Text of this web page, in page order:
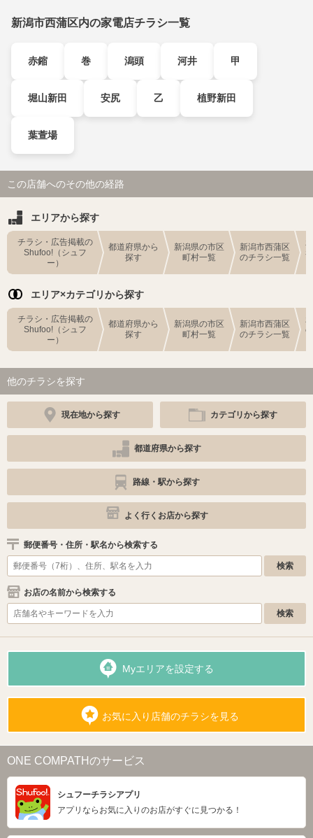
新潟市西蒲区内の家電店チラシ一覧
赤鏥 巻 潟頭 河井 甲
堀山新田 安尻 乙 植野新田
葉萱場
この店舗へのその他の経路
エリアから探す
チラシ・広告掲載の
Shufoo!（シュフ
ー）
都道府県から
探す
新潟県の市区
町村一覧
新潟市西蒲区
のチラシ一覧
エリア×カテゴリから探す
チラシ・広告掲載の
Shufoo!（シュフ
ー）
都道府県から
探す
新潟県の市区
町村一覧
新潟市西蒲区
のチラシ一覧
他のチラシを探す
現在地から探す カテゴリから探す
都道府県から探す
路線・駅から探す
よく行くお店から探す
郵便番号・住所・駅名から検索する
お店の名前から検索する
Myエリアを設定する
お気に入り店舗のチラシを見る
ONE COMPATHのサービス
シュフーチラシアプリ
アプリならお気に入りのお店がすぐに見つかる！